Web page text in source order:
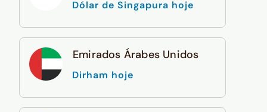
Dólar de Singapura hoje
Emirados Árabes Unidos
Dirham hoje